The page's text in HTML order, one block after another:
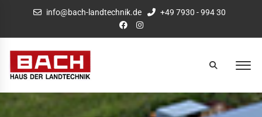
info@bach-landtechnik.de +49 7930 - 994 30